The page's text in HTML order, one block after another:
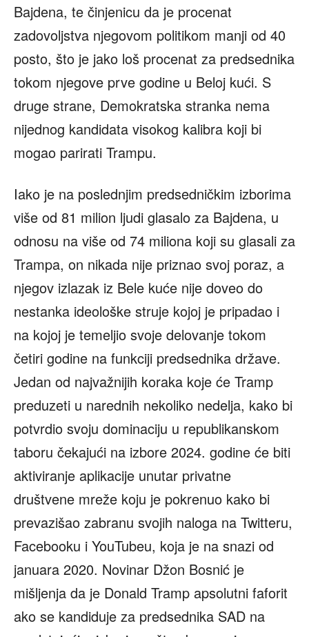
Bajdena, te činjenicu da je procenat
zadovoljstva njegovom politikom manji od 40
posto, što je jako loš procenat za predsednika
tokom njegove prve godine u Beloj kući. S
druge strane, Demokratska stranka nema
nijednog kandidata visokog kalibra koji bi
mogao parirati Trampu.
Iako je na poslednjim predsedničkim izborima
više od 81 milion ljudi glasalo za Bajdena, u
odnosu na više od 74 miliona koji su glasali za
Trampa, on nikada nije priznao svoj poraz, a
njegov izlazak iz Bele kuće nije doveo do
nestanka ideološke struje kojoj je pripadao i
na kojoj je temeljio svoje delovanje tokom
četiri godine na funkciji predsednika države.
Jedan od najvažnijih koraka koje će Tramp
preduzeti u narednih nekoliko nedelja, kako bi
potvrdio svoju dominaciju u republikanskom
taboru čekajući na izbore 2024. godine će biti
aktiviranje aplikacije unutar privatne
društvene mreže koju je pokrenuo kako bi
prevazišao zabranu svojih naloga na Twitteru,
Facebooku i YouTubeu, koja je na snazi od
januara 2020. Novinar Džon Bosnić je
mišljenja da je Donald Tramp apsolutni faforit
ako se kandiduje za predsednika SAD na